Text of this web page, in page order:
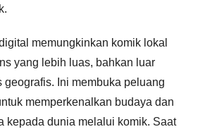
memungkinkan komik lokal
yang lebih luas, bahkan luar
geografis. Ini membuka peluang
memperkenalkan budaya dan
kepada dunia melalui komik. Saat